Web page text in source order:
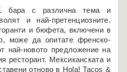
бара с различна тема и
и най-претенциозните.
и бюфета, включени в
може да опитате френско-
най-новото предложение на
ресторант. Мексиканската и
отново в Hola! Tacos &